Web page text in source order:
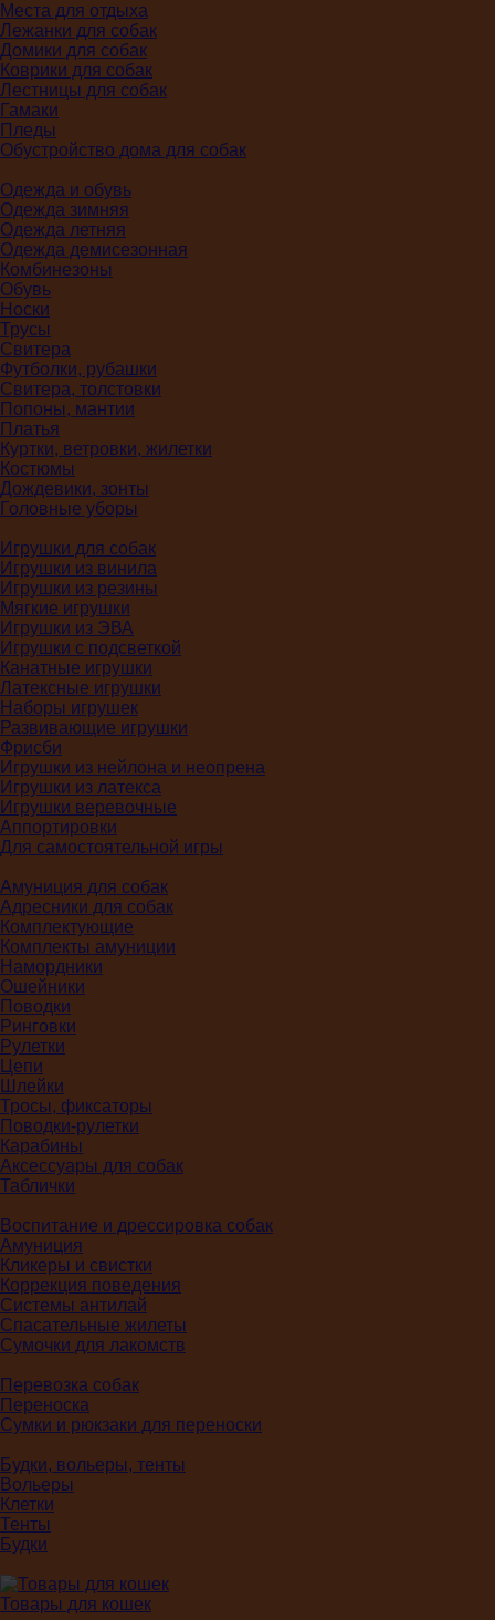
Места для отдыха
Лежанки для собак
Домики для собак
Коврики для собак
Лестницы для собак
Гамаки
Пледы
Обустройство дома для собак
Одежда и обувь
Одежда зимняя
Одежда летняя
Одежда демисезонная
Комбинезоны
Обувь
Носки
Трусы
Свитера
Футболки, рубашки
Свитера, толстовки
Попоны, мантии
Платья
Куртки, ветровки, жилетки
Костюмы
Дождевики, зонты
Головные уборы
Игрушки для собак
Игрушки из винила
Игрушки из резины
Мягкие игрушки
Игрушки из ЭВА
Игрушки с подсветкой
Канатные игрушки
Латексные игрушки
Наборы игрушек
Развивающие игрушки
Фрисби
Игрушки из нейлона и неопрена
Игрушки из латекса
Игрушки веревочные
Аппортировки
Для самостоятельной игры
Амуниция для собак
Адресники для собак
Комплектующие
Комплекты амуниции
Намордники
Ошейники
Поводки
Ринговки
Рулетки
Цепи
Шлейки
Тросы, фиксаторы
Поводки-рулетки
Карабины
Аксессуары для собак
Таблички
Воспитание и дрессировка собак
Амуниция
Кликеры и свистки
Коррекция поведения
Системы антилай
Спасательные жилеты
Сумочки для лакомств
Перевозка собак
Переноска
Сумки и рюкзаки для переноски
Будки, вольеры, тенты
Вольеры
Клетки
Тенты
Будки
Товары для кошек